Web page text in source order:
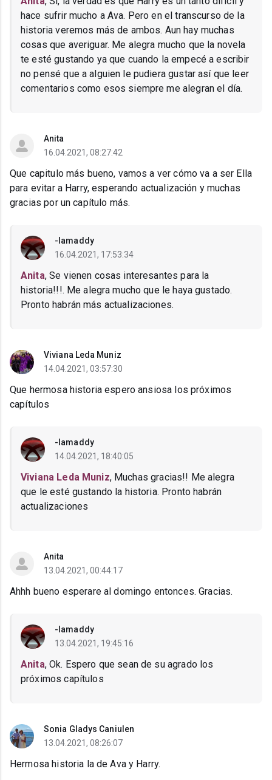
hace sufrir mucho a Ava. Pero en el transcurso de la
historia veremos más de ambos. Aun hay muchas
cosas que averiguar. Me alegra mucho que la novela
te esté gustando ya que cuando la empecé a escribir
no pensé que a alguien le pudiera gustar así que leer
comentarios como esos siempre me alegran el día.
Anita
16.04.2021, 08:27:42
Que capitulo más bueno, vamos a ver cómo va a ser Ella
para evitar a Harry, esperando actualización y muchas
gracias por un capítulo más.
-Iamaddy
16.04.2021, 17:53:34
Anita, Se vienen cosas interesantes para la
historia!!!. Me alegra mucho que le haya gustado.
Pronto habrán más actualizaciones.
Viviana Leda Muniz
14.04.2021, 03:57:30
Que hermosa historia espero ansiosa los próximos
capítulos
-Iamaddy
14.04.2021, 18:40:05
Viviana Leda Muniz, Muchas gracias!! Me alegra
que le esté gustando la historia. Pronto habrán
actualizaciones
Anita
13.04.2021, 00:44:17
Ahhh bueno esperare al domingo entonces. Gracias.
-Iamaddy
13.04.2021, 19:45:16
Anita, Ok. Espero que sean de su agrado los
próximos capítulos
Sonia Gladys Caniulen
13.04.2021, 08:26:07
Hermosa historia la de Ava y Harry.